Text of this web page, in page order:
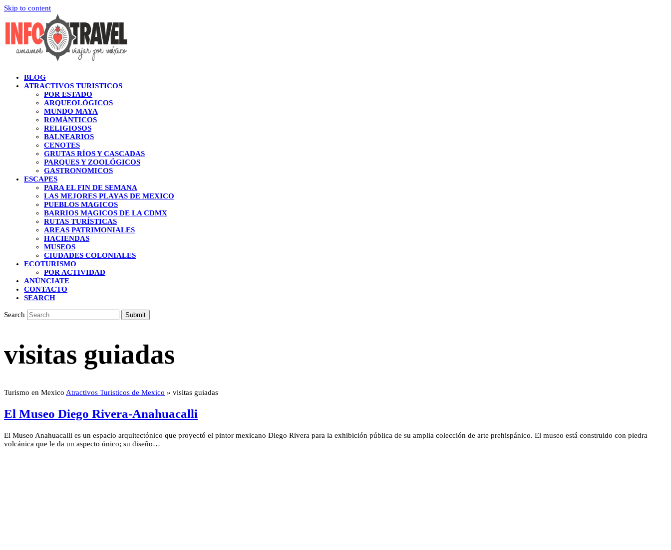
Skip to content
BLOG
ATRACTIVOS TURISTICOS
POR ESTADO
ARQUEOLÓGICOS
MUNDO MAYA
ROMÁNTICOS
RELIGIOSOS
BALNEARIOS
CENOTES
GRUTAS RÍOS Y CASCADAS
PARQUES Y ZOOLÓGICOS
GASTRONOMICOS
ESCAPES
PARA EL FIN DE SEMANA
LAS MEJORES PLAYAS DE MEXICO
PUEBLOS MAGICOS
BARRIOS MAGICOS DE LA CDMX
RUTAS TURÍSTICAS
AREAS PATRIMONIALES
HACIENDAS
MUSEOS
CIUDADES COLONIALES
ECOTURISMO
POR ACTIVIDAD
ANÚNCIATE
CONTACTO
SEARCH
Search Submit
visitas guiadas
Turismo en Mexico Atractivos Turisticos de Mexico » visitas guiadas
El Museo Diego Rivera-Anahuacalli
El Museo Anahuacalli es un espacio arquitectónico que proyectó el pintor mexicano Diego Rivera para la exhibición pública de su amplia colección de arte prehispánico. El museo está construido con piedra
volcánica que le da un aspecto único; su diseño…